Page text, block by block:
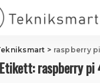
> raspberry
Etikett:raspberry pi